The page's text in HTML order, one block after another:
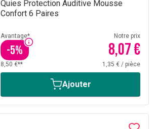
Quies Protection Auditive Mousse
Confort 6 Paires
Avantage*
-5%
Notre prix
8,07 €
8,50 €** 1,35 € / pièce
Ajouter